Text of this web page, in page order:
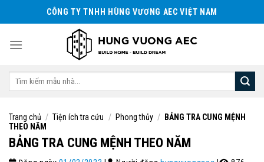
to
CÔNG TY TNHH HÙNG VƯƠNG AEC VIỆT NAM
Tìm
Trang chủ / Tiện ích tra cứu / Phong thủy /
BẢNG TRA CUNG MỆNH
THEO NĂM
BẢNG TRA CUNG MỆNH THEO NĂM